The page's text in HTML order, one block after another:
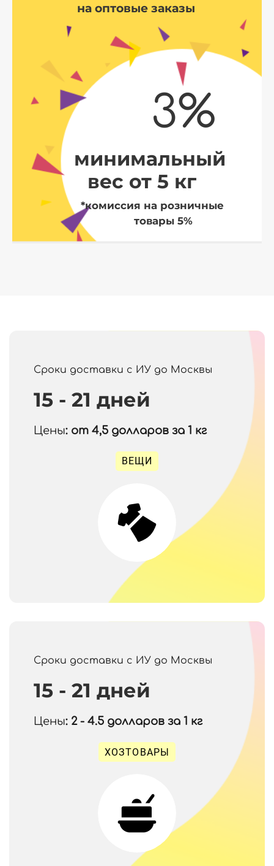
на оптовые заказы
3%
минимальный
вес от 5 кг
*комиссия на розничные
товары 5%
Сроки доставки с ИУ до Москвы
15 - 21 дней
Цены: от 4,5 долларов за 1 кг
ВЕЩИ
Сроки доставки с ИУ до Москвы
15 - 21 дней
Цены: 2 - 4.5 долларов за 1 кг
ХОЗТОВАРЫ